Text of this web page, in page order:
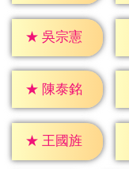
★ 吳宗憲
★ 陳泰銘
★ 王國旌